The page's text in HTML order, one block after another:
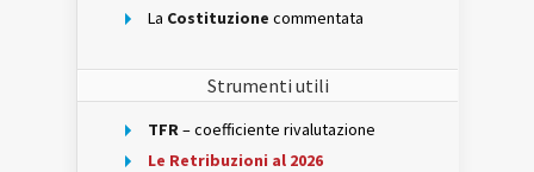
La Costituzione commentata
Strumenti utili
TFR– coefficiente rivalutazione
Le Retribuzioni al 2026